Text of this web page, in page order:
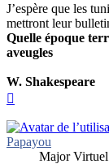
J’espère que les
mettront leur
Quelle époque
aveugles
W. Shakespeare
Papayou
Major Virtuel